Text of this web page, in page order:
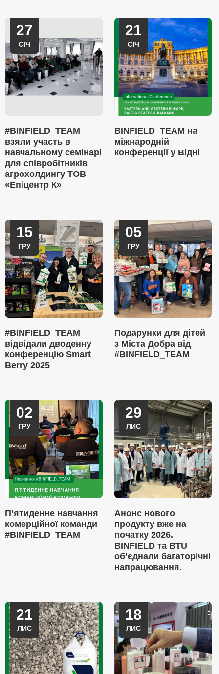
27
СІЧ
#BINFIELD_TEAM
взяли участь в
навчальному семінарі
для співробітників
агрохолдингу ТОВ
«Епіцентр К»
21
СІЧ
BINFIELD_TEAM на
міжнародній
конференції у Відні
15
ГРУ
#BINFIELD_TEAM
відвідали дводенну
конференцію Smart
Berry 2025
05
ГРУ
Подарунки для дітей
з Міста Добра від
#BINFIELD_TEAM
02
ГРУ
П’ятиденне навчання
комерційної команди
#BINFIELD_TEAM
29
ЛИС
Анонс нового
продукту вже на
початку 2026.
BINFIELD та BTU
об’єднали багаторічні
напрацювання.
21
ЛИС
18
ЛИС